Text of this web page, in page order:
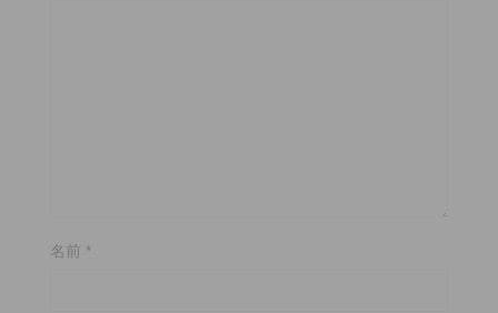
名前 *